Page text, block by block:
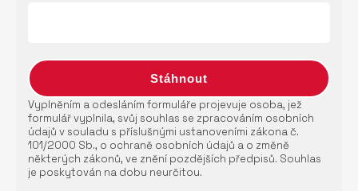
Vyplněním a odesláním formuláře projevuje osoba, jež
formulář vyplnila, svůj souhlas se zpracováním osobních
údajů v souladu s příslušnými ustanoveními zákona č.
101/2000 Sb., o ochraně osobních údajů a o změně
některých zákonů, ve znění pozdějších předpisů. Souhlas
je poskytován na dobu neurčitou.